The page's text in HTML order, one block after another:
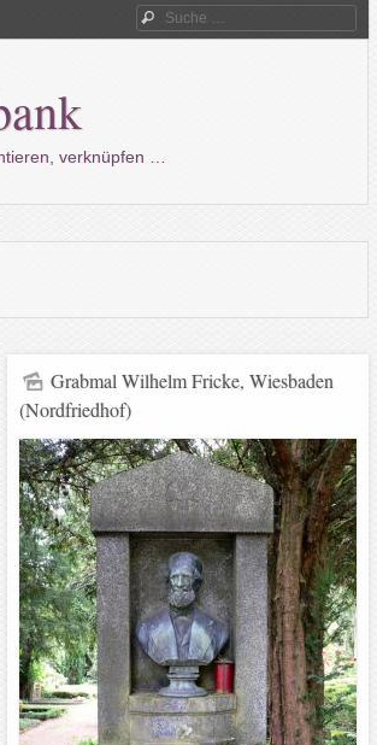
Suche
verknüpfen …
Grabmal Wilhelm Fricke, Wiesbaden
(Nordfriedhof)